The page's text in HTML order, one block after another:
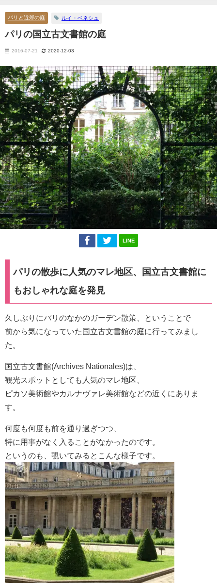
パリと近郊の庭 ルイ・ベネシュ
パリの国立古文書館の庭
2016-07-21 2020-12-03
LINE
パリの散歩に人気のマレ地区、国立古文書館に
もおしゃれな庭を発見
久しぶりにパリのなかのガーデン散策、ということで
前から気になっていた国立古文書館の庭に行ってみまし
た。
国立古文書館(Archives Nationales)は、
観光スポットとしても人気のマレ地区、
ピカソ美術館やカルナヴァレ美術館などの近くにありま
す。
何度も何度も前を通り過ぎつつ、
特に用事がなく入ることがなかったのです。
というのも、覗いてみるとこんな様子です。